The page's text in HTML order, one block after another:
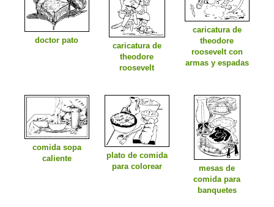
doctor pato
caricatura de
theodore
roosevelt
caricatura de
theodore
roosevelt con
armas y espadas
comida sopa
caliente
plato de comida
para colorear
mesas de
comida para
banquetes